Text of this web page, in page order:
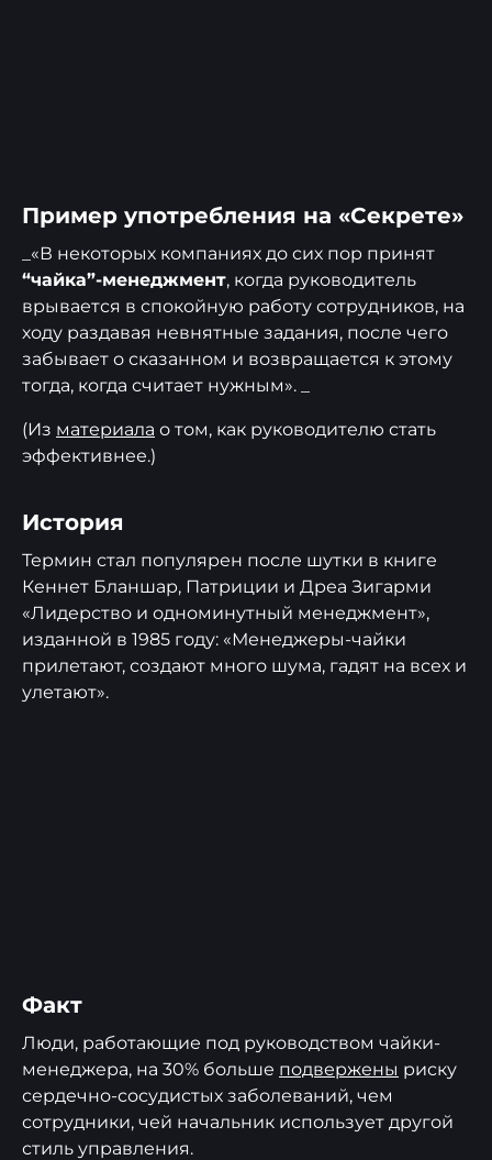
Пример употребления на «Секрете»
_«В некоторых компаниях до сих пор принят
“чайка”-менеджмент, когда руководитель
врывается в спокойную работу сотрудников, на
ходу раздавая невнятные задания, после чего
забывает о сказанном и возвращается к этому
тогда, когда считает нужным». _
(Из материала о том, как руководителю стать
эффективнее.)
История
Термин стал популярен после шутки в книге
Кеннет Бланшар, Патриции и Дреа Зигарми
«Лидерство и одноминутный менеджмент»,
изданной в 1985 году: «Менеджеры-чайки
прилетают, создают много шума, гадят на всех и
улетают».
Факт
Люди, работающие под руководством чайки-
менеджера, на 30% больше подвержены риску
сердечно-сосудистых заболеваний, чем
сотрудники, чей начальник использует другой
стиль управления.